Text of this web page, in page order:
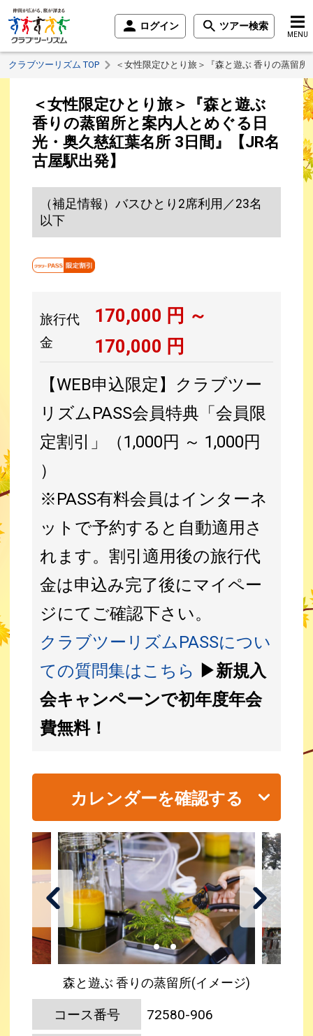
ログイン ツアー検索
MENU
クラブツーリズム TOP ＜女性限定ひとり旅＞『森と遊ぶ 香りの蒸留
＜女性限定ひとり旅＞『森と遊ぶ
香りの蒸留所と案内人とめぐる日
光・奥久慈紅葉名所 3日間』【JR名
古屋駅出発】
（補足情報）バスひとり2席利用／23名
以下
旅行代
金
170,000 円 ～
170,000 円
【WEB申込限定】クラブツー
リズムPASS会員特典「会員限
定割引」（1,000円 ～ 1,000円
）
※PASS有料会員はインターネ
ットで予約すると自動適用さ
れます。割引適用後の旅行代
金は申込み完了後にマイペー
ジにてご確認下さい。
クラブツーリズムPASSについ
ての質問集はこちら ▶新規入
会キャンペーンで初年度年会
費無料！
カレンダーを確認する
森と遊ぶ 香りの蒸留所(イメージ)
コース番号 72580-906